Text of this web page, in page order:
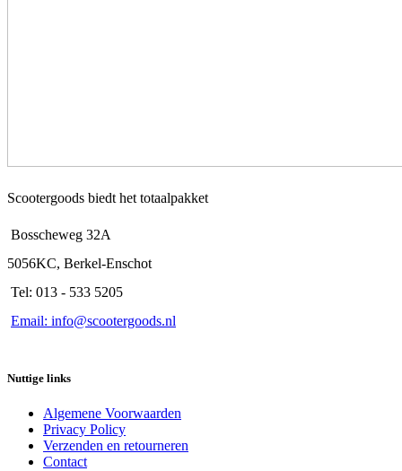
Scootergoods biedt het totaalpakket
Bosscheweg 32A
5056KC, Berkel-Enschot
Tel: 013 - 533 5205
Email: info@scootergoods.nl
Nuttige links
Algemene Voorwaarden
Privacy Policy
Verzenden en retourneren
Contact